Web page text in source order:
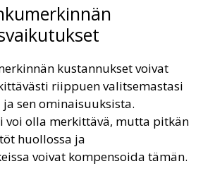
kustannukset voivat
riippuen valitsemastasi
sen ominaisuuksista.
voi olla merkittävä, mutta pitkän
huollossa ja
voivat kompensoida tämän.